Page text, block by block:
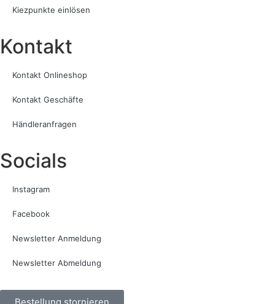
Kiezpunkte einlösen
Kontakt​
Kontakt Onlineshop
Kontakt Geschäfte
Händleranfragen
Socials
Instagram
Facebook
Newsletter Anmeldung
Newsletter Abmeldung
Bestellung stornieren